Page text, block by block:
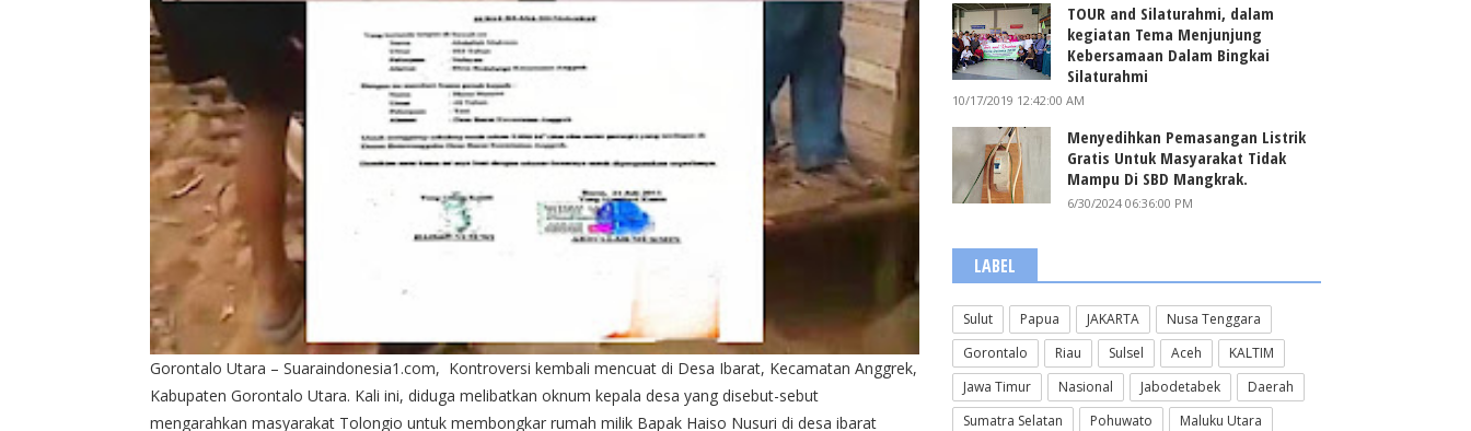
Gorontalo Utara – Suaraindonesia1.com, Kontroversi kembali mencuat di Desa Ibarat, Kecamatan Anggrek,
Kabupaten Gorontalo Utara. Kali ini, diduga melibatkan oknum kepala desa yang disebut-sebut
mengarahkan masyarakat Tolongio untuk membongkar rumah milik Bapak Haiso Nusuri di desa ibarat
TOUR and Silaturahmi, dalam
kegiatan Tema Menjunjung
Kebersamaan Dalam Bingkai
Silaturahmi
10/17/2019 12:42:00 AM
Menyedihkan Pemasangan Listrik
Gratis Untuk Masyarakat Tidak
Mampu Di SBD Mangkrak.
6/30/2024 06:36:00 PM
LABEL
Sulut Papua JAKARTA
Nusa Tenggara
Gorontalo
Riau Sulsel Aceh
KALTIM
Jawa Timur
Nasional Jabodetabek
Daerah
Sumatra Selatan
Pohuwato
Maluku Utara